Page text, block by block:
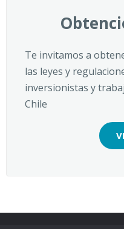
Te invitamos a
las leyes y
inversionistas y
Chile